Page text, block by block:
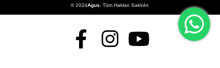
Dayanıklılık
© 2024Agus- Tüm Hakları Saklıdır.